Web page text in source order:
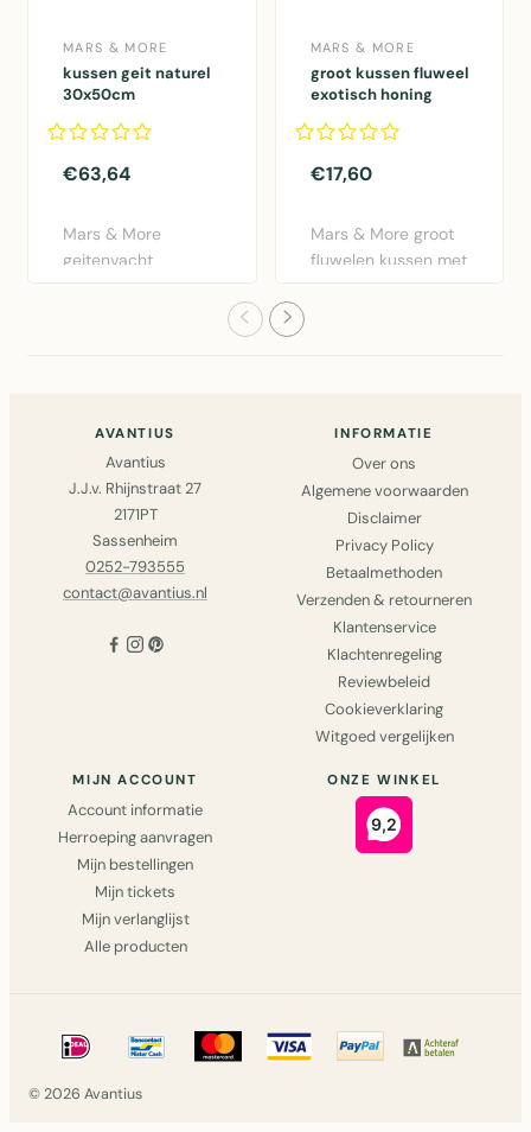
MARS & MORE
kussen geit naturel
30x50cm
€63,64
Mars & More
geitenvacht
MARS & MORE
groot kussen fluweel
exotisch honing
€17,60
Mars & More groot
fluwelen kussen met
AVANTIUS
Avantius
J.J.v. Rhijnstraat 27
2171PT
Sassenheim
0252-793555
contact@avantius.nl
INFORMATIE
Over ons
Algemene voorwaarden
Disclaimer
Privacy Policy
Betaalmethoden
Verzenden & retourneren
Klantenservice
Klachtenregeling
Reviewbeleid
Cookieverklaring
Witgoed vergelijken
MIJN ACCOUNT
Account informatie
Herroeping aanvragen
Mijn bestellingen
Mijn tickets
Mijn verlanglijst
Alle producten
ONZE WINKEL
© 2026 Avantius